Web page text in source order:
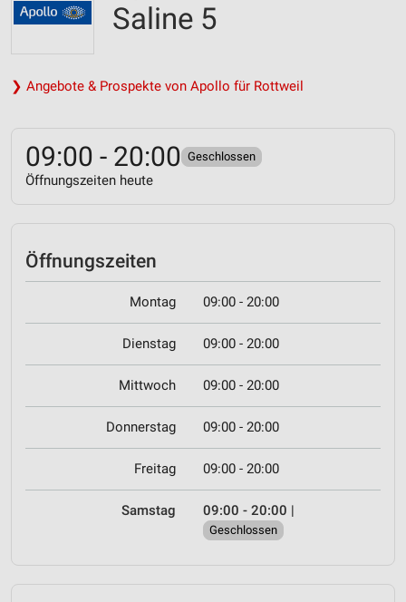
Saline 5
❯ Angebote & Prospekte von Apollo für Rottweil
09:00 - 20:00 Geschlossen
Öffnungszeiten heute
Öffnungszeiten
Montag 09:00 - 20:00
Dienstag 09:00 - 20:00
Mittwoch 09:00 - 20:00
Donnerstag 09:00 - 20:00
Freitag 09:00 - 20:00
Samstag 09:00 - 20:00 |
Geschlossen